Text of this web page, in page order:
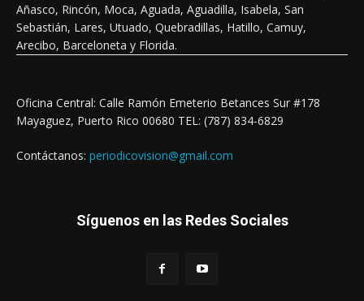
Añasco, Rincón, Moca, Aguada, Aguadilla, Isabela, San
Sebastián, Lares, Utuado, Quebradillas, Hatillo, Camuy,
Arecibo, Barceloneta y Florida.
Oficina Central: Calle Ramón Emeterio Betances Sur #178
Mayaguez, Puerto Rico 00680 TEL: (787) 834-6829
Contáctanos: periodicovision@gmail.com
Síguenos en las Redes Sociales